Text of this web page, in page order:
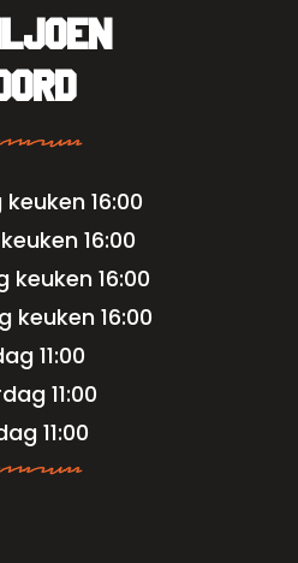
16:00
16:00
keuken 16:00
keuken 16:00
11:00
11:00
11:00